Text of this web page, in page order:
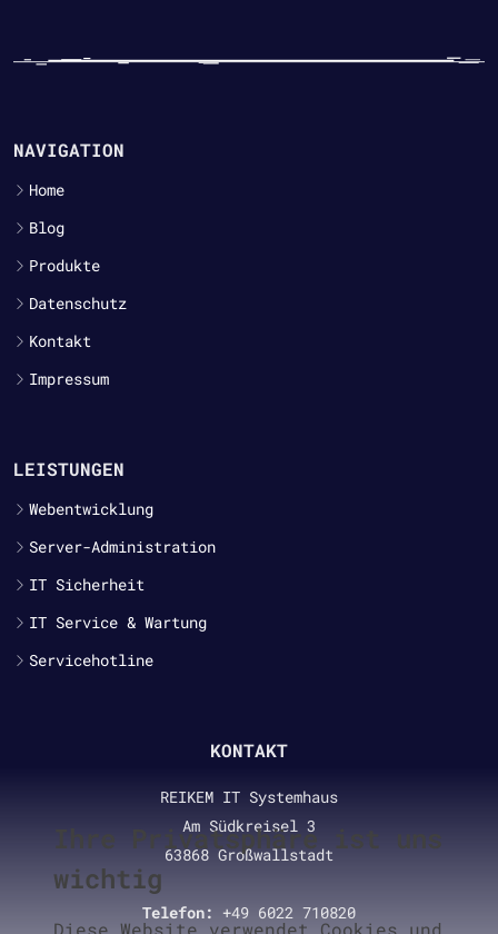
Ihre Privatsphäre ist uns
wichtig
Diese Website verwendet Cookies und
NAVIGATION
Home
Blog
Produkte
Datenschutz
Kontakt
Impressum
LEISTUNGEN
Webentwicklung
Server-Administration
IT Sicherheit
IT Service & Wartung
Servicehotline
KONTAKT
REIKEM IT Systemhaus
Am Südkreisel 3
63868 Großwallstadt
Telefon: +49 6022 710820